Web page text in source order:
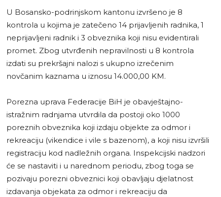
U Bosansko-podrinjskom kantonu izvršeno je 8
kontrola u kojima je zatečeno 14 prijavljenih radnika, 1
neprijavljeni radnik i 3 obveznika koji nisu evidentirali
promet. Zbog utvrđenih nepravilnosti u 8 kontrola
izdati su prekršajni nalozi s ukupno izrečenim
novčanim kaznama u iznosu 14.000,00 KM.
Porezna uprava Federacije BiH je obavještajno-
istražnim radnjama utvrdila da postoji oko 1000
poreznih obveznika koji izdaju objekte za odmor i
rekreaciju (vikendice i vile s bazenom), a koji nisu izvršili
registraciju kod nadležnih organa. Inspekcijski nadzori
će se nastaviti i u narednom periodu, zbog toga se
pozivaju porezni obveznici koji obavljaju djelatnost
izdavanja objekata za odmor i rekreaciju da